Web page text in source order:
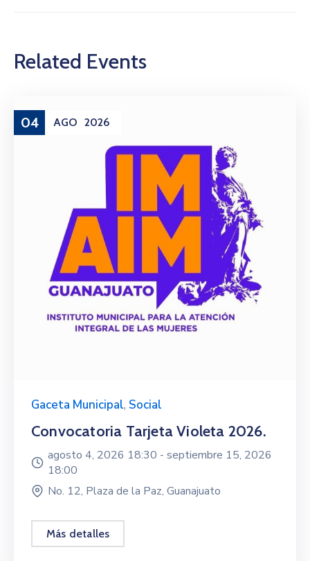
Related Events
04 AGO 2026
Gaceta Municipal, Social
Convocatoria Tarjeta Violeta 2026.
agosto 4, 2026 18:30 - septiembre 15, 2026
18:00
No. 12, Plaza de la Paz, Guanajuato
Más detalles